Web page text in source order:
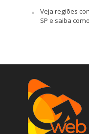
Veja regiões
SP e saiba